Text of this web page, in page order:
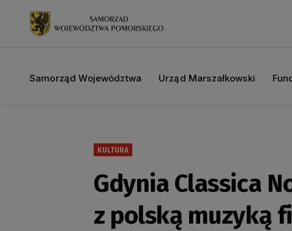
Samorząd Województwa Urząd Marszałkowski
KULTURA
Gdynia Classica
z polską muzyką